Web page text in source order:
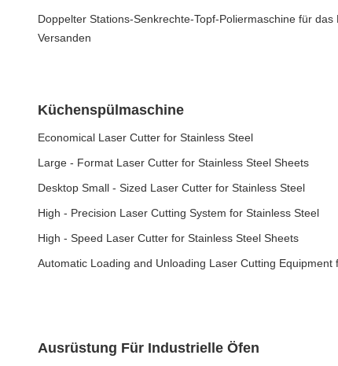
Doppelter Stations-Senkrechte-Topf-Poliermaschine für das
Versanden
Küchenspülmaschine
Economical Laser Cutter for Stainless Steel
Large - Format Laser Cutter for Stainless Steel Sheets
Desktop Small - Sized Laser Cutter for Stainless Steel
High - Precision Laser Cutting System for Stainless Steel
High - Speed Laser Cutter for Stainless Steel Sheets
Automatic Loading and Unloading Laser Cutting Equipment
Ausrüstung Für Industrielle Öfen